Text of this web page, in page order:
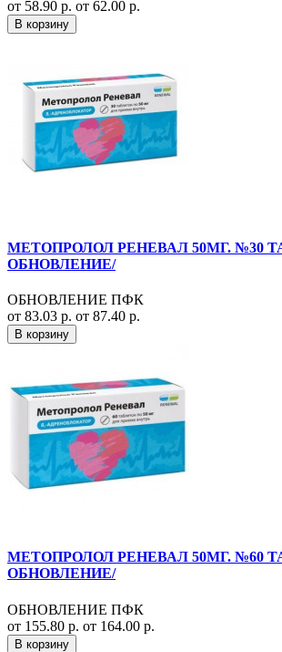
от 58.90 р. от 62.00 р.
В корзину
МЕТОПРОЛОЛ РЕНЕВАЛ 50МГ. №30
ОБНОВЛЕНИЕ/
ОБНОВЛЕНИЕ ПФК
от 83.03 р. от 87.40 р.
В корзину
МЕТОПРОЛОЛ РЕНЕВАЛ 50МГ. №60
ОБНОВЛЕНИЕ/
ОБНОВЛЕНИЕ ПФК
от 155.80 р. от 164.00 р.
В корзину